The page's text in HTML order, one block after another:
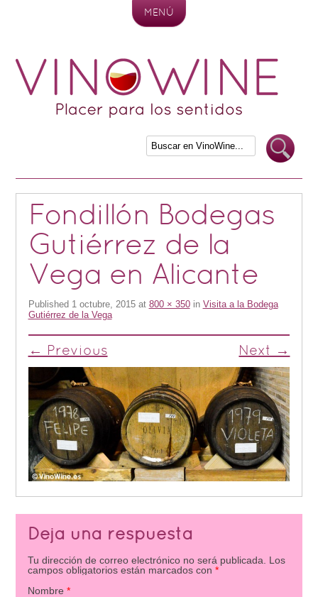
MENÚ
Fondillón Bodegas
Gutiérrez de la
Vega en Alicante
Published 1 octubre, 2015at 800 × 350in Visita a la Bodega
Gutiérrez de la Vega
← Previous Next →
Deja una respuesta
Tu dirección de correo electrónico no será publicada.
Los
campos obligatorios están marcados con *
Nombre *